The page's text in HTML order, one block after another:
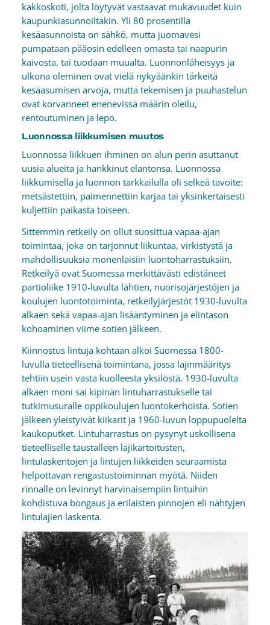
kakkoskoti, jolta löytyvät vastaavat mukavuudet kuin
kaupunkiasunnoiltakin. Yli 80 prosentilla
kesäasunnoista on sähkö, mutta juomavesi
pumpataan pääosin edelleen omasta tai naapurin
kaivosta, tai tuodaan muualta. Luonnonläheisyys ja
ulkona oleminen ovat vielä nykyäänkin tärkeitä
kesäasumisen arvoja, mutta tekemisen ja puuhastelun
ovat korvanneet enenevissä määrin oleilu,
rentoutuminen ja lepo.
Luonnossa liikkumisen muutos
Luonnossa liikkuen ihminen on alun perin asuttanut
uusia alueita ja hankkinut elantonsa. Luonnossa
liikkumisella ja luonnon tarkkailulla oli selkeä tavoite:
metsästettiin, paimennettiin karjaa tai yksinkertaisesti
kuljettiin paikasta toiseen.
Sittemmin retkeily on ollut suosittua vapaa-ajan
toimintaa, joka on tarjonnut liikuntaa, virkistystä ja
mahdollisuuksia monenlaisiin luontoharrastuksiin.
Retkeilyä ovat Suomessa merkittävästi edistäneet
partioliike 1910-luvulta lähtien, nuorisojärjestöjen ja
koulujen luontotoiminta, retkeilyjärjestöt 1930-luvulta
alkaen sekä vapaa-ajan lisääntyminen ja elintason
kohoaminen viime sotien jälkeen.
Kiinnostus lintuja kohtaan alkoi Suomessa 1800-
luvulla tieteellisenä toimintana, jossa lajinmääritys
tehtiin usein vasta kuolleesta yksilöstä. 1930-luvulta
alkaen moni sai kipinän lintuharrastukselle tai
tutkimusuralle oppikoulujen luontokerhoista. Sotien
jälkeen yleistyivät kiikarit ja 1960-luvun loppupuolelta
kaukoputket. Lintuharrastus on pysynyt uskollisena
tieteelliselle taustalleen lajikartoitusten,
lintulaskentojen ja lintujen liikkeiden seuraamista
helpottavan rengastustoiminnan myötä. Niiden
rinnalle on levinnyt harvinaisempiin lintuihin
kohdistuva bongaus ja erilaisten pinnojen eli nähtyjen
lintulajien laskenta.